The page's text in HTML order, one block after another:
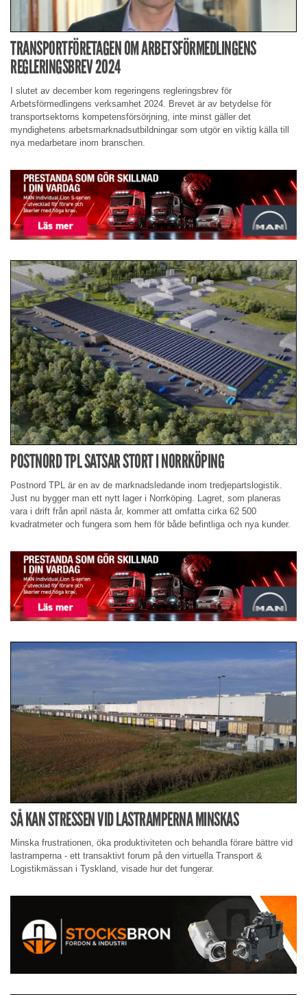
TRANSPORTFÖRETAGEN OM ARBETSFÖRMEDLINGENS
REGLERINGSBREV 2024
I slutet av december kom regeringens regleringsbrev för
Arbetsförmedlingens verksamhet 2024. Brevet är av betydelse för
transportsektorns kompetensförsörjning, inte minst gäller det
myndighetens arbetsmarknadsutbildningar som utgör en viktig källa till
nya medarbetare inom branschen.
POSTNORD TPL SATSAR STORT I NORRKÖPING
Postnord TPL är en av de marknadsledande inom tredjepartslogistik.
Just nu bygger man ett nytt lager i Norrköping. Lagret, som planeras
vara i drift från april nästa år, kommer att omfatta cirka 62 500
kvadratmeter och fungera som hem för både befintliga och nya kunder.
SÅ KAN STRESSEN VID LASTRAMPERNA MINSKAS
Minska frustrationen, öka produktiviteten och behandla förare bättre vid
lastramperna - ett transaktivt forum på den virtuella Transport &
Logistikmässan i Tyskland, visade hur det fungerar.